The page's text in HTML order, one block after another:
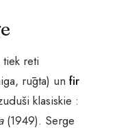
reti
rūgta) un fir
klasiskie :
(1949). Serge